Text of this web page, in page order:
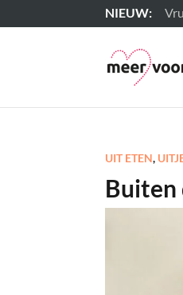
UIT ETEN,
Buiten